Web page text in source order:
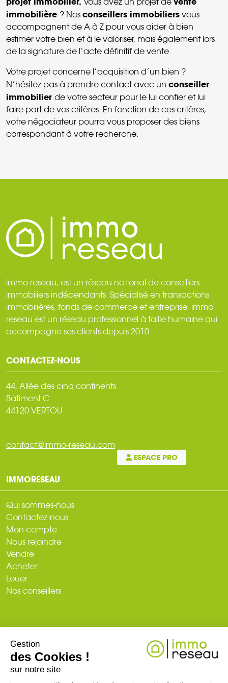
immobilière ? Nos conseillers immobiliers vous
accompagnent de A à Z pour vous aider à bien
estimer votre bien et à le valoriser, mais également lors
de la signature de l’acte définitif de vente.
Votre projet concerne l’acquisition d’un bien ?
N’hésitez pas à prendre contact avec un conseiller
immobilier de votre secteur pour le lui confier et lui
faire part de vos critères. En fonction de ces critères,
votre négociateur pourra vous proposer des biens
correspondant à votre recherche.
immo reseau, est un réseau national de conseillers
immobiliers indépendants. Spécialisé en transactions
immobilières, fonds de commerce et entreprise, immo
reseau est un réseau professionnel à taille humaine qui
accompagne ses clients depuis 2010.
CONTACTEZ-NOUS
44, Allée des cinq continents
Bâtiment C
44120 VERTOU
contact@immo-reseau.com
ESPACE PRO
IMMORESEAU
Qui sommes-nous
Contactez-nous
Mon compte
Nous rejoindre
Vendre
Acheter
Louer
Nos conseillers
Plan du site
Mentions légales
Gestion
des Cookies !
sur notre site